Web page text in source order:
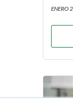
ENERO